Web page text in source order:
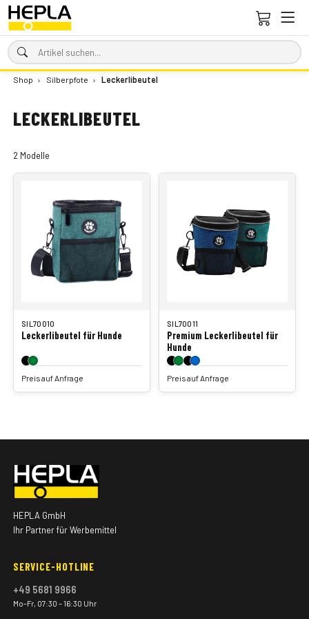
Shop › Silberpfote › Leckerlibeutel
LECKERLIBEUTEL
2 Modelle
SIL70010
Leckerlibeutel für Hunde
Preis auf Anfrage
SIL70011
Premium Leckerlibeutel für
Hunde
Preis auf Anfrage
HEPLA GmbH
Ihr Partner für Werbemittel
SERVICE-HOTLINE
+49 5681 9966
Mo–Fr, 07:30 – 16:30 Uhr